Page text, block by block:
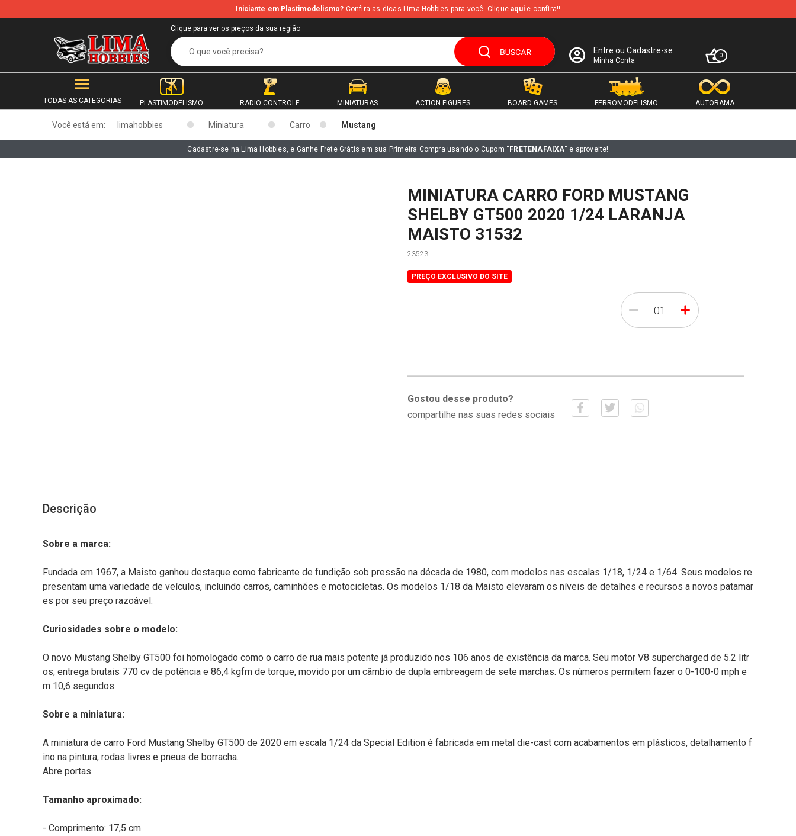
b
Iniciante em Plastimodelismo? Confira as dicas Lima Hobbies para você. Cliqueaqui e confira!!
Clique para ver os preços da sua região
Entre ou Cadastre-se
Minha Conta
0
TODAS AS CATEGORIAS PLASTIMODELISMO RADIO CONTROLE MINIATURAS ACTION FIGURES BOARD GAMES FERROMODELISMO AUTORAMA
Você está em: limahobbies Miniatura Carro Mustang
Cadastre-se na Lima Hobbies, e Ganhe Frete Grátis em sua Primeira Compra usando o Cupom "FRETENAFAIXA" e aproveite!
MINIATURA CARRO FORD MUSTANG
SHELBY GT500 2020 1/24 LARANJA
MAISTO 31532
23523
PREÇO EXCLUSIVO DO SITE
- +
Gostou desse produto?
compartilhe nas suas redes sociais
Descrição
Sobre a marca:
Fundada em 1967, a Maisto ganhou destaque como fabricante de fundição sob pressão na década de 1980, com modelos nas escalas 1/18, 1/24 e 1/64. Seus modelos re
presentam uma variedade de veículos, incluindo carros, caminhões e motocicletas. Os modelos 1/18 da Maisto elevaram os níveis de detalhes e recursos a novos patamar
es por seu preço razoável.
Curiosidades sobre o modelo:
O novo Mustang Shelby GT500 foi homologado como o carro de rua mais potente já produzido nos 106 anos de existência da marca. Seu motor V8 supercharged de 5.2 litr
os, entrega brutais 770 cv de potência e 86,4 kgfm de torque, movido por um câmbio de dupla embreagem de sete marchas. Os números permitem fazer o 0-100-0 mph e
m 10,6 segundos.
Sobre a miniatura:
A miniatura de carro Ford Mustang Shelby GT500 de 2020 em escala 1/24 da Special Edition é fabricada em metal die-cast com acabamentos em plásticos, detalhamento f
ino na pintura, rodas livres e pneus de borracha.
Abre portas.
Tamanho aproximado:
- Comprimento: 17,5 cm